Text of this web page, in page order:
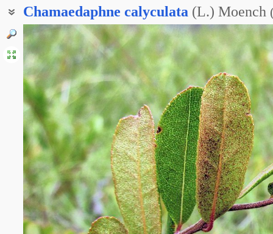
Chamaedaphne calyculata (L.) Moench
Болотный мирт обыкновенный
Болотный мирт чашечный
Кассандра болотная
Кассандра обыкновенная
Кассандра прицветничковая
Хамедафна болотная
Хамедафна обыкновенная
Хамедафне болотная
Хамедафне обыкновенная